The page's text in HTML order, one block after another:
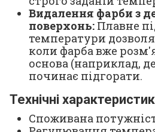
Видалення фарби з
поверхонь: Плавне
температури
коли фарба вже
основа (наприклад,
починає підгорати.
Технічні
Споживана